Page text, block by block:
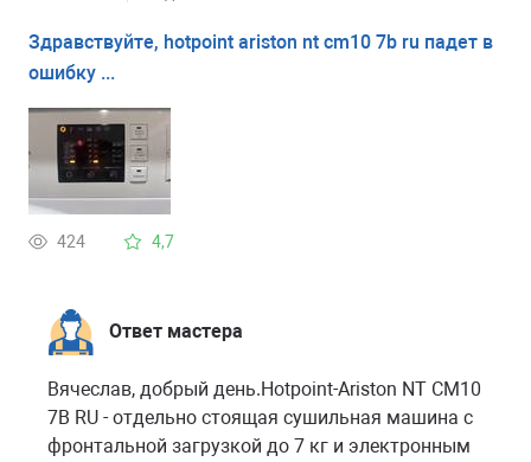
Здравствуйте, hotpoint ariston nt cm10 7b ru падет в
ошибку ...
424 4,7
Ответ мастера
Вячеслав, добрый день.Hotpoint-Ariston NT CM10
7B RU - отдельно стоящая сушильная машина с
фронтальной загрузкой до 7 кг и электронным